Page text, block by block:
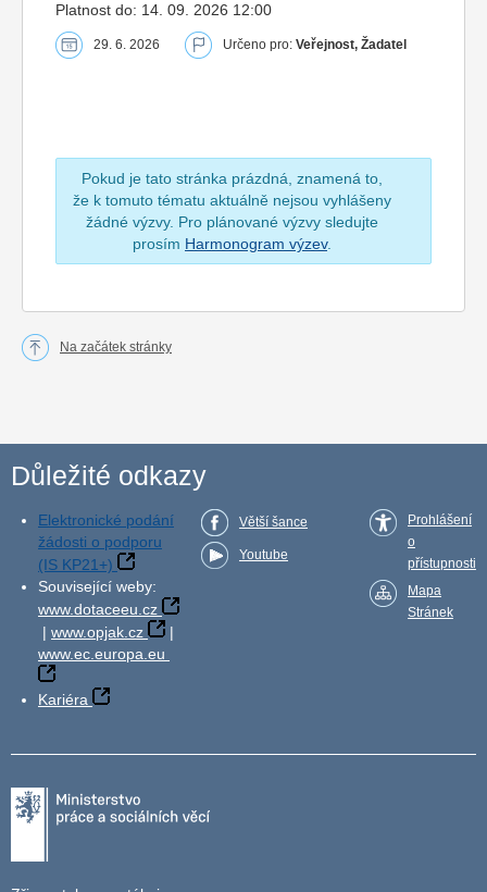
Platnost do: 14. 09. 2026 12:00
29. 6. 2026 Určeno pro: Veřejnost, Žadatel
Pokud je tato stránka prázdná, znamená to,
že k tomuto tématu aktuálně nejsou vyhlášeny
žádné výzvy. Pro plánované výzvy sledujte
prosím Harmonogram výzev.
Na začátek stránky
Důležité odkazy
Elektronické podání
žádosti o podporu
(IS KP21+)
Související weby:
www.dotaceeu.cz
| www.opjak.cz
|
www.ec.europa.eu
Kariéra
Větší šance
Youtube
Prohlášení
o
přístupnosti
Mapa
Stránek